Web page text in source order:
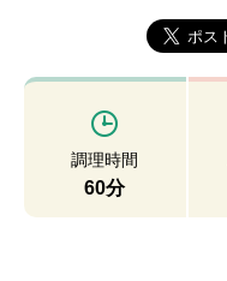
調理時間
60分